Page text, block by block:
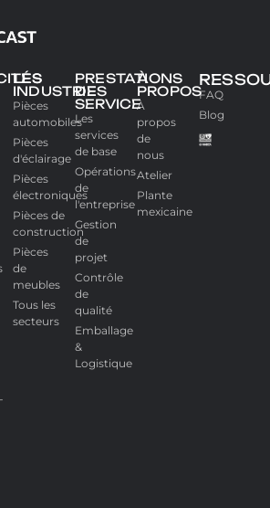
LES
INDUSTRIES
Pièces
automobiles
Pièces
d'éclairage
Pièces
électroniques
Pièces de
construction
Pièces
de
meubles
Tous les
secteurs
PRESTATIONS
DE
SERVICE
Les
services
de base
Opérations
de
l'entreprise
Gestion
de
projet
Contrôle
de
qualité
Emballage
&
Logistique
À
PROPOS
À
propos
de
nous
Atelier
Plante
mexicaine
FAQ
Blog